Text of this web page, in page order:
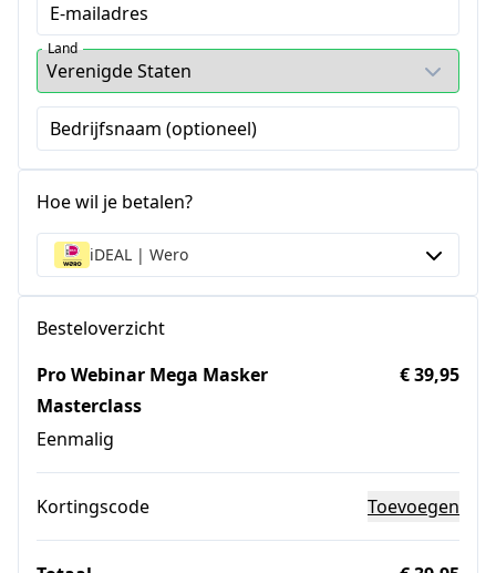
E-mailadres
Land
Bedrijfsnaam (optioneel)
Hoe wil je betalen?
iDEAL | Wero
Besteloverzicht
Pro Webinar Mega Masker
Masterclass
Eenmalig
€ 39,95
Kortingscode Toevoegen